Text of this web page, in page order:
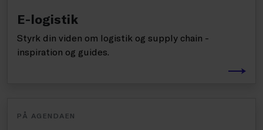
E-logistik
Styrk din viden om logistik og supply chain -
inspiration og guides.
PÅ AGENDAEN